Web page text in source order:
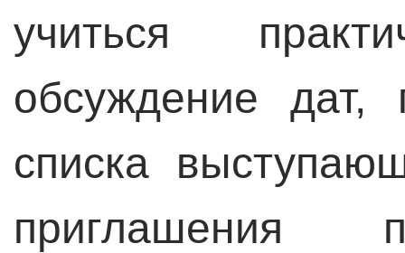
учиться
обсуждение дат,
списка
приглашения